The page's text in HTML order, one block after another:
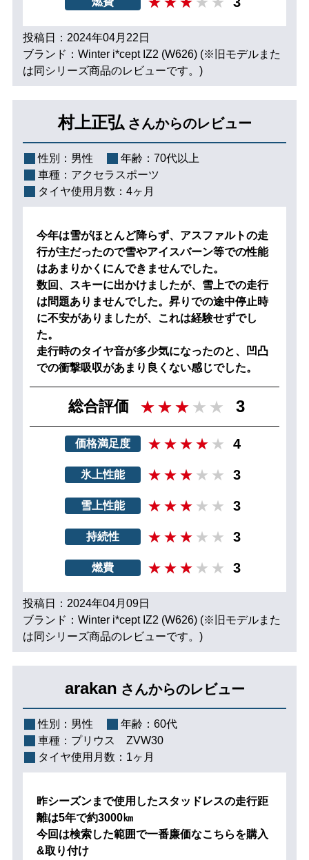
投稿日：2024年04月22日
ブランド：Winter i*cept IZ2 (W626) (※旧モデルまた
は同シリーズ商品のレビューです。)
村上正弘 さんからのレビュー
性別： 男性 年齢： 70代以上
車種： アクセラスポーツ
タイヤ使用月数： 4ヶ月
今年は雪がほとんど降らず、アスファルトの走
行が主だったので雪やアイスバーン等での性能
はあまりかくにんできませんでした。
数回、スキーに出かけましたが、雪上での走行
は問題ありませんでした。昇りでの途中停止時
に不安がありましたが、これは経験せずでし
た。
走行時のタイヤ音が多少気になったのと、凹凸
での衝撃吸収があまり良くない感じでした。
総合評価 3
価格満足度 4
氷上性能 3
雪上性能 3
持続性 3
燃費 3
投稿日：2024年04月09日
ブランド：Winter i*cept IZ2 (W626) (※旧モデルまた
は同シリーズ商品のレビューです。)
arakan さんからのレビュー
性別： 男性 年齢： 60代
車種： プリウス ZVW30
タイヤ使用月数： 1ヶ月
昨シーズンまで使用したスタッドレスの走行距
離は5年で約3000㎞
今回は検索した範囲で一番廉価なこちらを購入
&取り付け